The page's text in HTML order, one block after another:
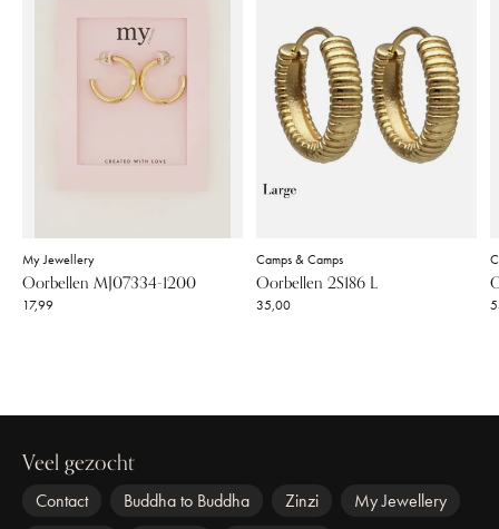
My Jewellery
Oorbellen MJ07334-1200
17,99
Camps & Camps
Oorbellen 2S186 L
35,00
Veel gezocht
Contact Buddha to Buddha Zinzi
My Jewellery